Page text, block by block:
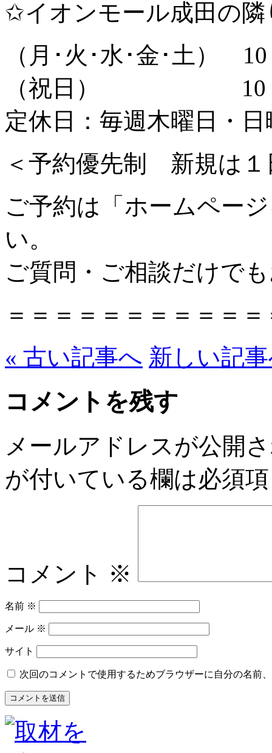
✩イオンモール成田の隣
（月･火･水･金･土）
（祝日） 10：
定休日：毎週木曜日・日
＜予約優先制 新規は１
ご予約は「ホームペー
い。
ご質問・ご相談だけで
＝＝＝＝＝＝＝＝＝＝
« 古い記事へ 新しい記
コメントを残す
メールアドレスが公開
が付いている欄は必須
コメント ※
名前 ※
メール ※
サイト
次回のコメントで使用するためブラウザーに自分の名前